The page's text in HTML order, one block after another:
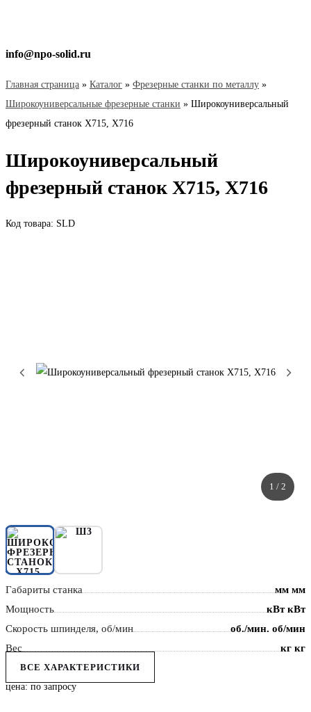
info@npo-solid.ru
Главная страница » Каталог » Фрезерные станки по металлу »
Широкоуниверсальные фрезерные станки » Широкоуниверсальный
фрезерный станок Х715, Х716
Широкоуниверсальный
фрезерный станок Х715, Х716
Код товара: SLD
1 / 2
Габариты станка
мм мм
Мощность
кВт кВт
Скорость шпинделя, об/мин
об./мин. об/мин
Вес
кг кг
ВСЕ ХАРАКТЕРИСТИКИ
цена: по запросу